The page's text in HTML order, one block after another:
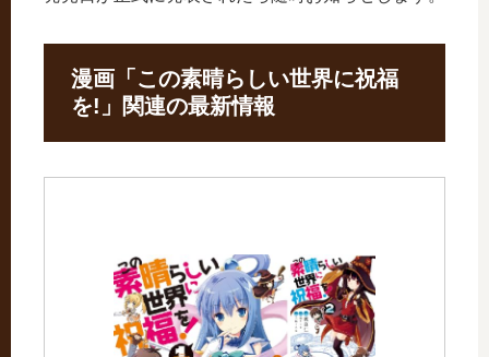
漫画「この素晴らしい世界に祝福
を!」関連の最新情報